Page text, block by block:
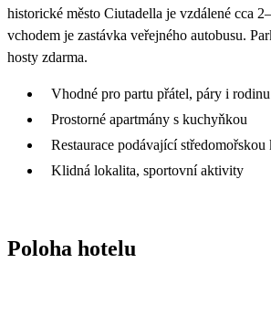
historické město Ciutadella je vzdálené cca
vchodem je zastávka veřejného autobusu.
hosty zdarma.
Vhodné pro partu přátel, páry i
Prostorné apartmány s kuchyňkou
Restaurace podávající
Klidná lokalita, sportovní aktivity
Poloha hotelu